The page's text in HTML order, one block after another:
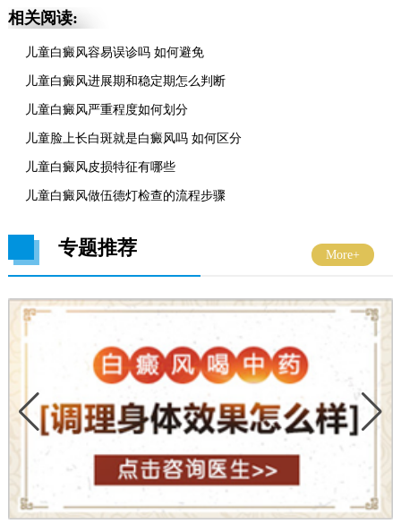
相关阅读:
儿童白癜风容易误诊吗 如何避免
儿童白癜风进展期和稳定期怎么判断
儿童白癜风严重程度如何划分
儿童脸上长白斑就是白癜风吗 如何区分
儿童白癜风皮损特征有哪些
儿童白癜风做伍德灯检查的流程步骤
专题推荐 More+